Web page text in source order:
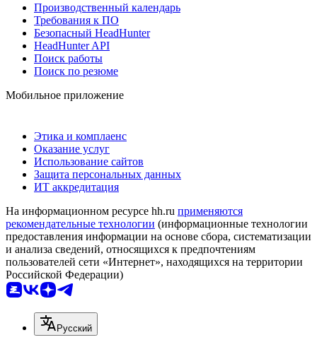
Производственный календарь
Требования к ПО
Безопасный HeadHunter
HeadHunter API
Поиск работы
Поиск по резюме
Мобильное приложение
Этика и комплаенс
Оказание услуг
Использование сайтов
Защита персональных данных
ИТ аккредитация
На информационном ресурсе hh.ru применяются
рекомендательные технологии (информационные технологии
предоставления информации на основе сбора, систематизации
и анализа сведений, относящихся к предпочтениям
пользователей сети «Интернет», находящихся на территории
Российской Федерации)
Русский